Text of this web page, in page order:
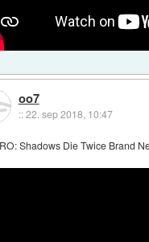
oo7
::22. sep 2018, 10:47
Shadows Die Twice Brand